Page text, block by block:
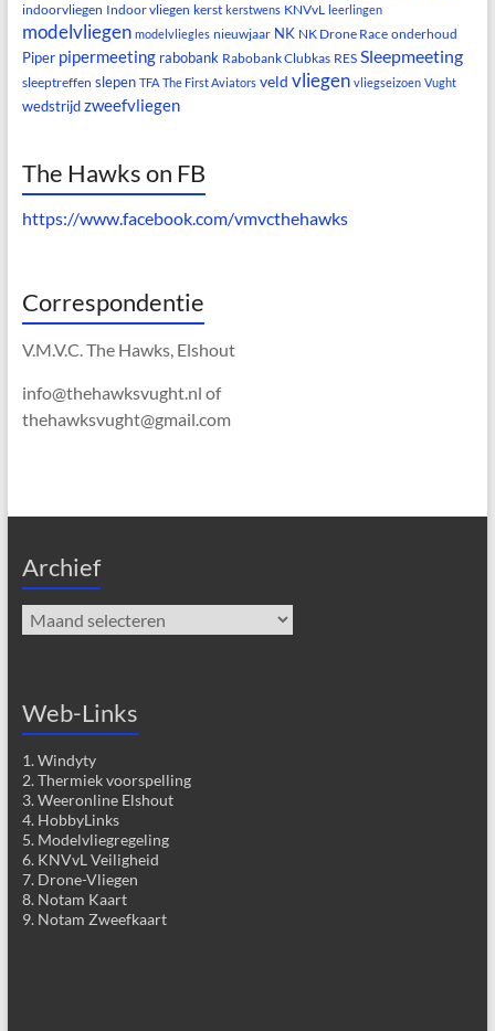
indoorvliegen Indoor vliegen kerst kerstwens KNVvL leerlingen
modelvliegen modelvliegles nieuwjaar NK NK Drone Race onderhoud
Piper pipermeeting rabobank Rabobank Clubkas RES Sleepmeeting
sleeptreffen slepen TFA The First Aviators veld vliegen vliegseizoen Vught
wedstrijd zweefvliegen
The Hawks on FB
https://www.facebook.com/vmvcthehawks
Correspondentie
V.M.V.C. The Hawks, Elshout
info@thehawksvught.nl of
thehawksvught@gmail.com
Archief
Archief
Web-Links
1. Windyty
2. Thermiek voorspelling
3. Weeronline Elshout
4. HobbyLinks
5. Modelvliegregeling
6. KNVvL Veiligheid
7. Drone-Vliegen
8. Notam Kaart
9. Notam Zweefkaart